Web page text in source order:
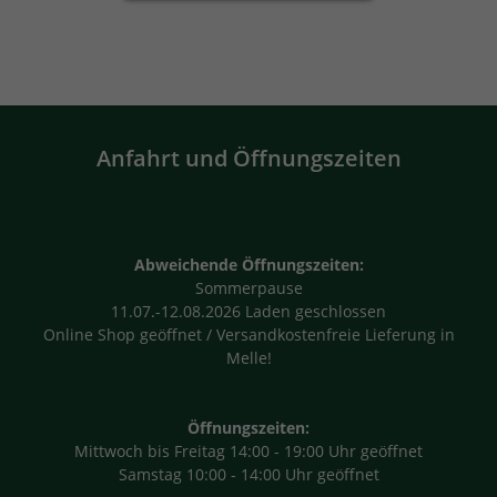
Anfahrt und Öffnungszeiten
Abweichende Öffnungszeiten:
Sommerpause
11.07.-12.08.2026 Laden geschlossen
Online Shop geöffnet / Versandkostenfreie Lieferung in
Melle!
Öffnungszeiten:
Mittwoch bis Freitag 14:00 - 19:00 Uhr geöffnet
Samstag 10:00 - 14:00 Uhr geöffnet